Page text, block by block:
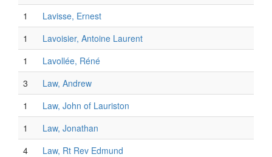
1
Lavisse, Ernest
1
Lavoisier, Antoine Laurent
1
Lavollée, Réné
3
Law, Andrew
1
Law, John of Lauriston
1
Law, Jonathan
4
Law, Rt Rev Edmund